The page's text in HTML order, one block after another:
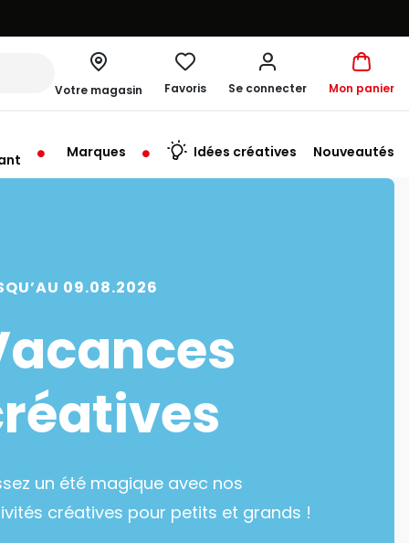
Votre magasin
à 10:00
Favoris Se connecter Mon panier
Marques Idées créatives Nouveautés
09.08.2026
un été magique avec nos
créatives pour petits et grands !